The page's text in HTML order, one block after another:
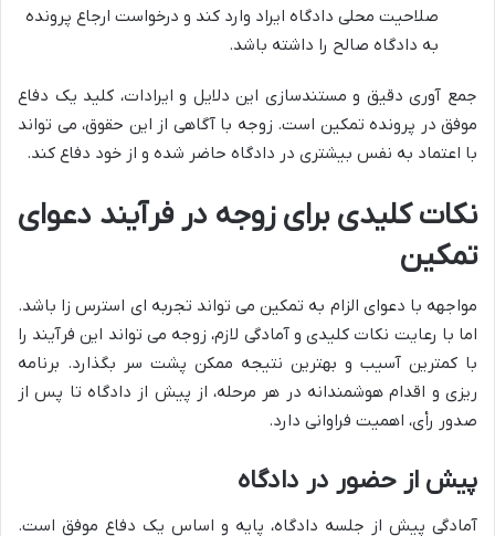
صلاحیت محلی دادگاه ایراد وارد کند و درخواست ارجاع پرونده
به دادگاه صالح را داشته باشد.
جمع آوری دقیق و مستندسازی این دلایل و ایرادات، کلید یک دفاع
موفق در پرونده تمکین است. زوجه با آگاهی از این حقوق، می تواند
با اعتماد به نفس بیشتری در دادگاه حاضر شده و از خود دفاع کند.
نکات کلیدی برای زوجه در فرآیند دعوای
تمکین
مواجهه با دعوای الزام به تمکین می تواند تجربه ای استرس زا باشد.
اما با رعایت نکات کلیدی و آمادگی لازم، زوجه می تواند این فرآیند را
با کمترین آسیب و بهترین نتیجه ممکن پشت سر بگذارد. برنامه
ریزی و اقدام هوشمندانه در هر مرحله، از پیش از دادگاه تا پس از
صدور رأی، اهمیت فراوانی دارد.
پیش از حضور در دادگاه
آمادگی پیش از جلسه دادگاه، پایه و اساس یک دفاع موفق است.